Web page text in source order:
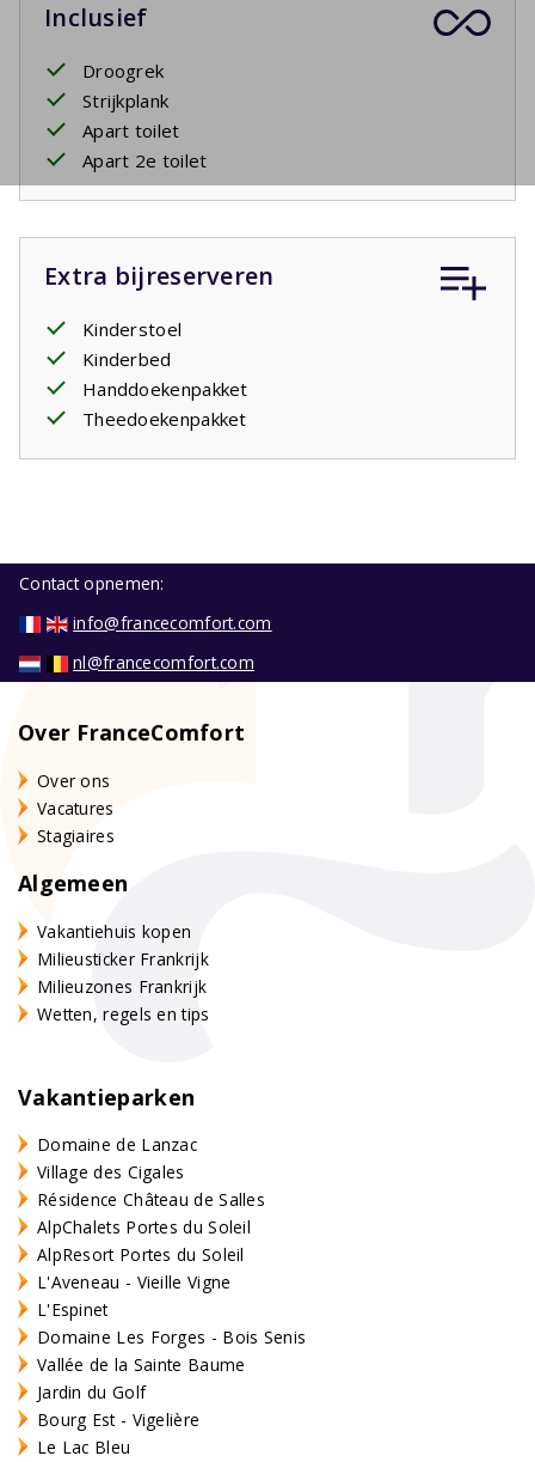
Inclusief
Droogrek
Strijkplank
Apart toilet
Apart 2e toilet
Extra bijreserveren
Kinderstoel
Kinderbed
Handdoekenpakket
Theedoekenpakket
Contact opnemen:
info@francecomfort.com
nl@francecomfort.com
Over FranceComfort
Over ons
Vacatures
Stagiaires
Algemeen
Vakantiehuis kopen
Milieusticker Frankrijk
Milieuzones Frankrijk
Wetten, regels en tips
Vakantieparken
Domaine de Lanzac
Village des Cigales
Résidence Château de Salles
AlpChalets Portes du Soleil
AlpResort Portes du Soleil
L'Aveneau - Vieille Vigne
L'Espinet
Domaine Les Forges - Bois Senis
Vallée de la Sainte Baume
Jardin du Golf
Bourg Est - Vigelière
Le Lac Bleu